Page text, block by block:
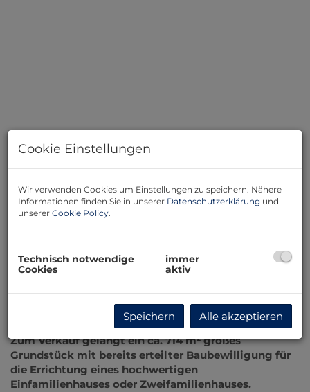
Symbolbild
der exklusivsten Wohnlagen Wiens – Döbling.
Zum Verkauf gelangt ein ca. 714 m² großes
Grundstück mit bereits erteilter Baubewilligung für
die Errichtung eines hochwertigen
Einfamilienhauses oder Zweifamilienhauses.
Cookie Einstellungen
Wir verwenden Cookies um Einstellungen zu speichern. Nähere
Informationen finden Sie in unserer Datenschutzerklärung und
unserer Cookie Policy.
Technisch notwendige
Cookies
immer
aktiv
Speichern Alle akzeptieren